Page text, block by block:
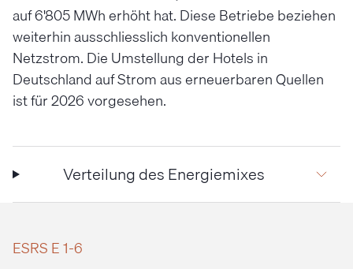
auf 6'805 MWh erhöht hat. Diese Betriebe beziehen
weiterhin ausschliesslich konventionellen
Netzstrom. Die Umstellung der Hotels in
Deutschland auf Strom aus erneuerbaren Quellen
ist für 2026 vorgesehen.
Verteilung des Energiemixes
ESRS E 1-6